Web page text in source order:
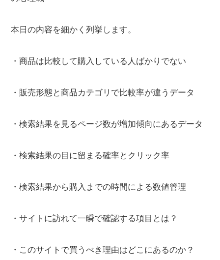
本日の内容を細かく列挙します。
・商品は比較して購入している人ばかりでない
・販売形態と商品カテゴリで比較率が違うデータ
・検索結果を見るページ数が増加傾向にあるデータ
・検索結果の目に留まる確率とクリック率
・検索結果から購入までの時間による数値管理
・サイトに訪れて一瞬で確認する項目とは？
・このサイトで買うべき理由はどこにあるのか？